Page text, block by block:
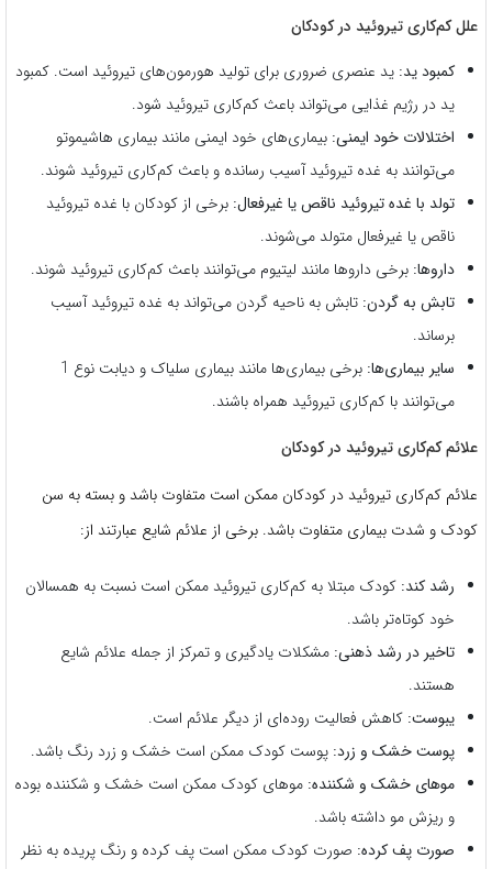
علل کم‌کاری تیروئید در کودکان
کمبود ید: ید عنصری ضروری برای تولید هورمون‌های تیروئید است. کمبود
ید در رژیم غذایی می‌تواند باعث کم‌کاری تیروئید شود.
اختلالات خود ایمنی: بیماری‌های خود ایمنی مانند بیماری هاشیموتو
می‌توانند به غده تیروئید آسیب رسانده و باعث کم‌کاری تیروئید شوند.
تولد با غده تیروئید ناقص یا غیرفعال: برخی از کودکان با غده تیروئید
ناقص یا غیرفعال متولد می‌شوند.
داروها: برخی داروها مانند لیتیوم می‌توانند باعث کم‌کاری تیروئید شوند.
تابش به گردن: تابش به ناحیه گردن می‌تواند به غده تیروئید آسیب
برساند.
سایر بیماری‌ها:
برخی بیماری‌ها مانند بیماری سلیاک و دیابت نوع 1
می‌توانند با کم‌کاری تیروئید همراه باشند.
علائم کم‌کاری تیروئید در کودکان
علائم کم‌کاری تیروئید در کودکان ممکن است متفاوت باشد و بسته به سن
کودک و شدت بیماری متفاوت باشد. برخی از علائم شایع عبارتند از:
رشد کند: کودک مبتلا به کم‌کاری تیروئید ممکن است نسبت به همسالان
خود کوتاه‌تر باشد.
تاخیر در رشد ذهنی: مشکلات یادگیری و تمرکز از جمله علائم شایع
هستند.
یبوست: کاهش فعالیت روده‌ای از دیگر علائم است.
پوست خشک و زرد: پوست کودک ممکن است خشک و زرد رنگ باشد.
موهای خشک و شکننده: موهای کودک ممکن است خشک و شکننده بوده
و ریزش مو داشته باشد.
صورت پف کرده: صورت کودک ممکن است پف کرده و رنگ پریده به نظر